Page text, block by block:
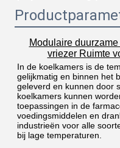
Modulaire
vriezer Ruimte
In de koelkamers is de
gelijkmatig en binnen het
geleverd en kunnen door
koelkamers kunnen
toepassingen in de
voedingsmiddelen en
industrieën voor alle
bij lage temperaturen.